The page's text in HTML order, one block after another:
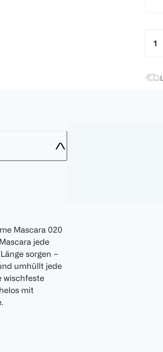
Mascara 020
jede
sorgen –
umhüllt jede
wischfeste
mit